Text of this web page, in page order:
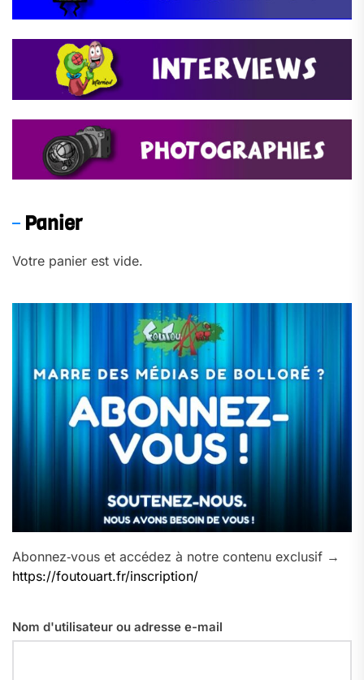
Panier
Votre panier est vide.
Abonnez‑vous et accédez à notre contenu exclusif →
https://foutouart.fr/inscription/
Nom d'utilisateur ou adresse e-mail